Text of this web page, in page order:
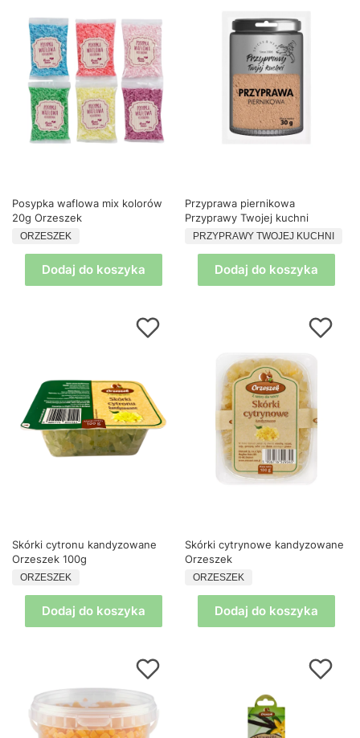
Posypka waflowa mix kolorów
20g Orzeszek
PRODUCENT
ORZESZEK
Dodaj do koszyka
Przyprawa piernikowa
Przyprawy Twojej kuchni
PRODUCENT
PRZYPRAWY TWOJEJ KUCHNI
Dodaj do koszyka
Skórki cytronu kandyzowane
Orzeszek 100g
PRODUCENT
ORZESZEK
Dodaj do koszyka
Skórki cytrynowe kandyzowane
Orzeszek
PRODUCENT
ORZESZEK
Dodaj do koszyka